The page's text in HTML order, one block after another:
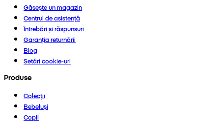
Găsește un magazin
Centrul de asistență
Întrebări și răspunsuri
Garanția returnării
Blog
Setări cookie-uri
Produse
Colecții
Bebeluși
Copii